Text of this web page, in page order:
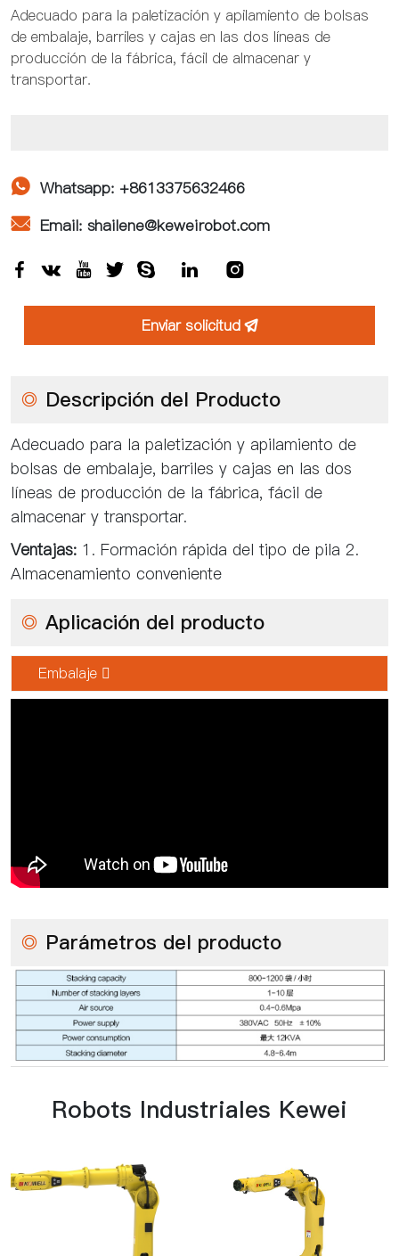
Adecuado para la paletización y apilamiento de bolsas
de embalaje, barriles y cajas en las dos líneas de
producción de la fábrica, fácil de almacenar y
transportar.
 Whatsapp: +8613375632466
 Email: shailene@keweirobot.com
      
Enviar solicitud 
◎ Descripción del Producto
Adecuado para la paletización y apilamiento de
bolsas de embalaje, barriles y cajas en las dos
líneas de producción de la fábrica, fácil de
almacenar y transportar.
Ventajas: 1. Formación rápida del tipo de pila 2.
Almacenamiento conveniente
◎ Aplicación del producto
Embalaje 
◎ Parámetros del producto
Robots Industriales Kewei